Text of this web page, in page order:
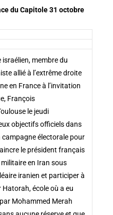
du Capitole 31 octobre
membre du
allié à l’extrême droite
en France à l’invitation
François
le jeudi
objectifs officiels dans
campagne électorale pour
le président français
en Iran sous
iranien et participer à
Hatorah, école où a eu
Mohammed Merah